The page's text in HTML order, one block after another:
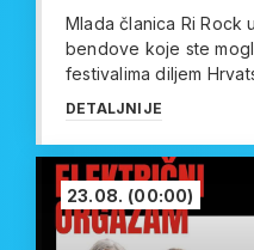
Mlada članica Ri Rock
bendove koje ste
festivalima diljem
DETALJNIJE
23.08. (00:00)